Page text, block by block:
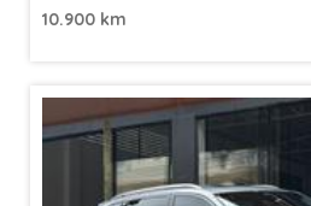
10.900 km